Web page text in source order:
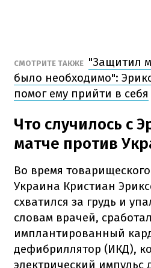
СМОТРИТЕ ТАКЖЕ "Защитил
было необходимо":
помог ему прийти в себя
Что случилось с
матче против
Во время
Украина Кристиан
схватился за грудь и
словам врачей, сработал
имплантированный
дефибриллятор (ИКД),
электрический импульс